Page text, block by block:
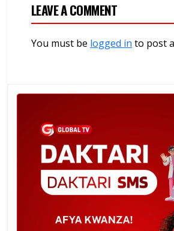
LEAVE A COMMENT
You must be logged in to post